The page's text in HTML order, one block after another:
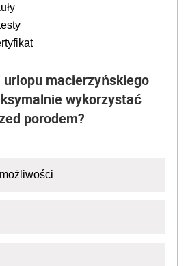
macierzyńskiego
wykorzystać
porodem?